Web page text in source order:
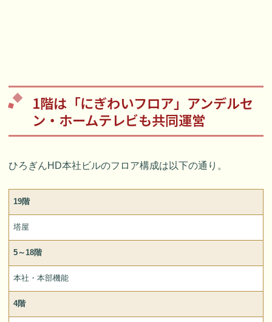
1階は「にぎわいフロア」アンデルセ
ン・ホームテレビも共同運営
ひろぎんHD本社ビルのフロア構成は以下の通り。
19階
塔屋
5～18階
本社・本部機能
4階